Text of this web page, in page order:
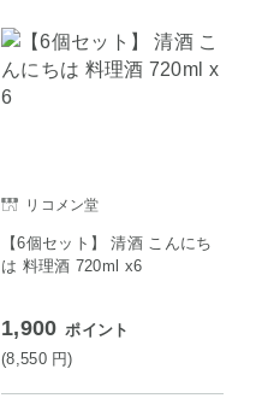
リコメン堂
【6個セット】 清酒 こんにち
は 料理酒 720ml x6
1,900 ポイント
(8,550 円)